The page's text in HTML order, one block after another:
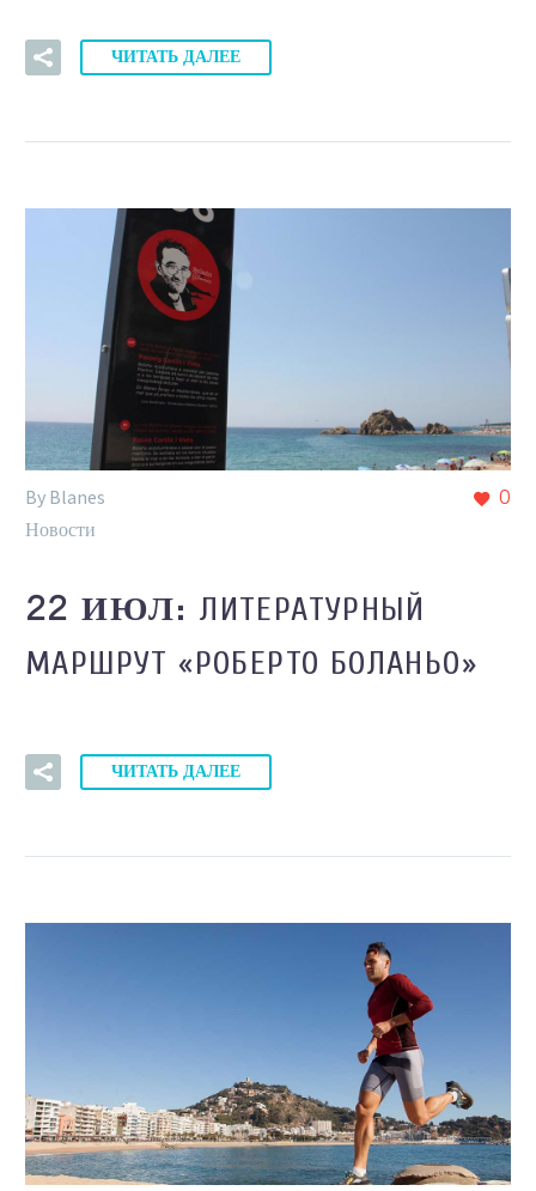
ЧИТАТЬ ДАЛЕЕ
0
By Blanes
Новости
22 ИЮЛ:ЛИТЕРАТУРНЫЙ
МАРШРУТ «РОБЕРТО БОЛАНЬО»
ЧИТАТЬ ДАЛЕЕ